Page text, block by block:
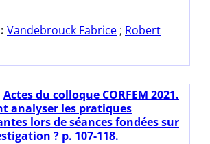
Vandebrouck Fabrice ; Robert
Actes du colloque CORFEM 2021.
analyser les pratiques
lors de séances fondées sur
? p. 107-118.